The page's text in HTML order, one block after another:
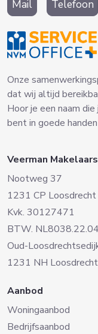
Mail Telefoon
Onze
dat wij altijd
Hoor je een naam
bent in goede
Veerman
Nootweg 37
1231 CP Loosdrecht
Kvk. 30127471
BTW.
Oud-
1231 NH
Aanbod
Woningaanbod
Bedrijfsaanbod